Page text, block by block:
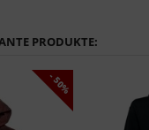
PRODUKTE:
- 50%